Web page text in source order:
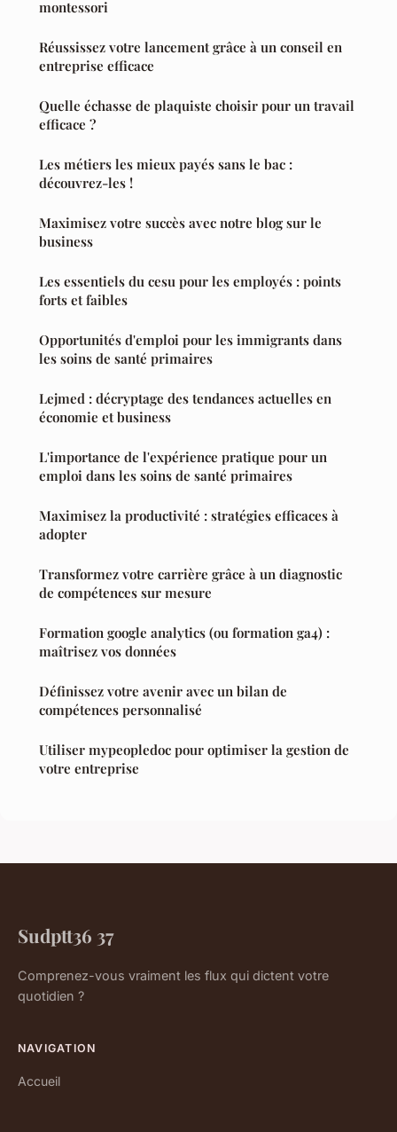
montessori
Réussissez votre lancement grâce à un conseil en
entreprise efficace
Quelle échasse de plaquiste choisir pour un travail
efficace ?
Les métiers les mieux payés sans le bac :
découvrez-les !
Maximisez votre succès avec notre blog sur le
business
Les essentiels du cesu pour les employés : points
forts et faibles
Opportunités d'emploi pour les immigrants dans
les soins de santé primaires
Lejmed : décryptage des tendances actuelles en
économie et business
L'importance de l'expérience pratique pour un
emploi dans les soins de santé primaires
Maximisez la productivité : stratégies efficaces à
adopter
Transformez votre carrière grâce à un diagnostic
de compétences sur mesure
Formation google analytics (ou formation ga4) :
maîtrisez vos données
Définissez votre avenir avec un bilan de
compétences personnalisé
Utiliser mypeopledoc pour optimiser la gestion de
votre entreprise
Sudptt36 37
Comprenez-vous vraiment les flux qui dictent votre
quotidien ?
NAVIGATION
Accueil